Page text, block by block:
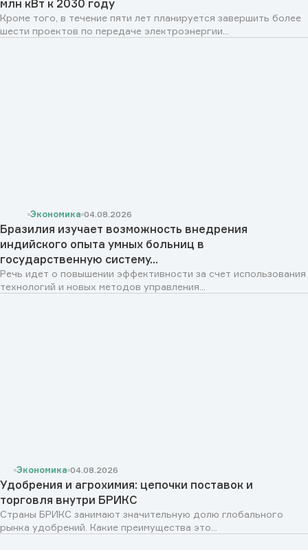
млн кВт к 2030 году
Кроме того, в течение пяти лет планируется завершить более
шести проектов по передаче электроэнергии...
Экономика 04.08.2026
Бразилия изучает возможность внедрения
индийского опыта умных больниц в
государственную систему...
Речь идет о повышении эффективности за счет использования
технологий и новых методов управления...
Экономика 04.08.2026
Удобрения и агрохимия: цепочки поставок и
торговля внутри БРИКС
Страны БРИКС занимают значительную долю глобального
рынка удобрений. Какие преимущества это...